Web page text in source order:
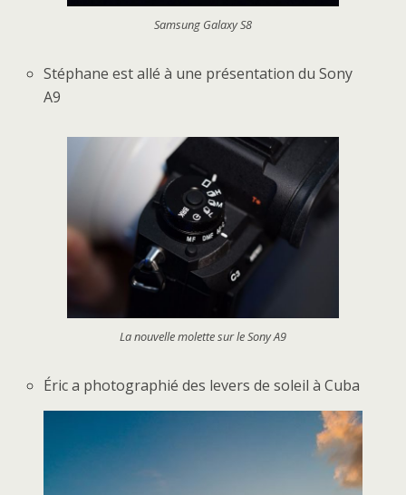
Samsung Galaxy S8
Stéphane est allé à une présentation du Sony
A9
La nouvelle molette sur le Sony A9
Éric a photographié des levers de soleil à Cuba